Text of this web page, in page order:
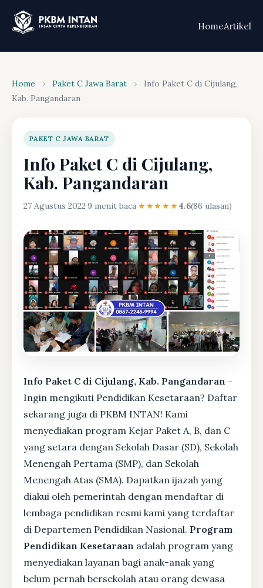
HomeArtikel
Home › Paket C Jawa Barat ›
Info Paket C di Cijulang,
Kab. Pangandaran
PAKET C JAWA BARAT
Info Paket C di Cijulang,
Kab. Pangandaran
27 Agustus 2022·9 menit baca·★★★★★4.6(86 ulasan)
Info Paket C di Cijulang, Kab. Pangandaran -
Ingin mengikuti Pendidikan Kesetaraan? Daftar
sekarang juga di PKBM INTAN! Kami
menyediakan program Kejar Paket A, B, dan C
yang setara dengan Sekolah Dasar (SD), Sekolah
Menengah Pertama (SMP), dan Sekolah
Menengah Atas (SMA). Dapatkan ijazah yang
diakui oleh pemerintah dengan mendaftar di
lembaga pendidikan resmi kami yang terdaftar
di Departemen Pendidikan Nasional. Program
Pendidikan Kesetaraan adalah program yang
menyediakan layanan bagi anak-anak yang
belum pernah bersekolah atau orang dewasa